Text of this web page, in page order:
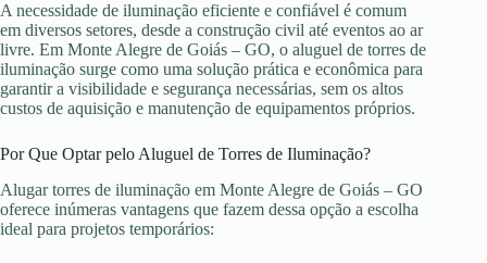
A necessidade de iluminação eficiente e confiável é comum
em diversos setores, desde a construção civil até eventos ao ar
livre. Em Monte Alegre de Goiás – GO, o aluguel de torres de
iluminação surge como uma solução prática e econômica para
garantir a visibilidade e segurança necessárias, sem os altos
custos de aquisição e manutenção de equipamentos próprios.
Por Que Optar pelo Aluguel de Torres de Iluminação?
Alugar torres de iluminação em Monte Alegre de Goiás – GO
oferece inúmeras vantagens que fazem dessa opção a escolha
ideal para projetos temporários: